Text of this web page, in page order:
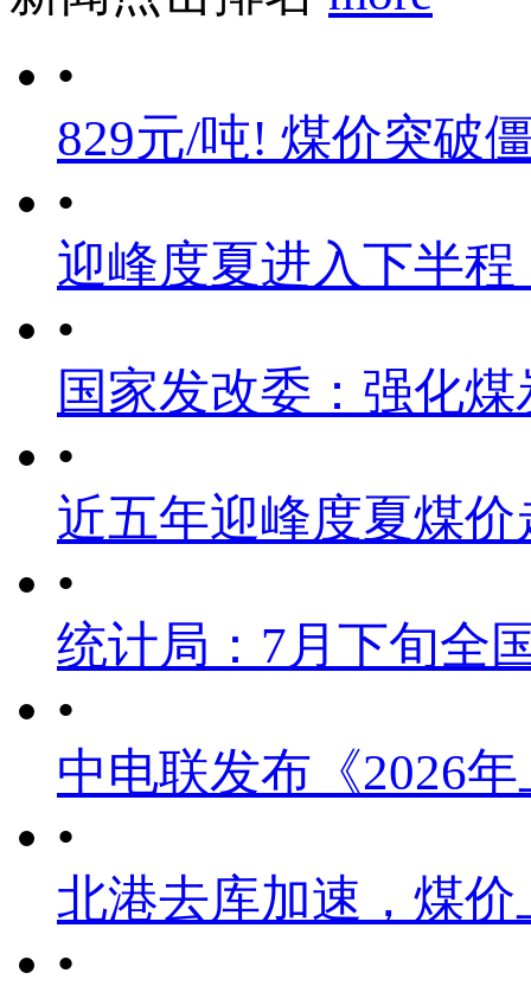
•
829元/吨! 煤价突破
•
迎峰度夏进入下半
•
国家发改委：强化
•
近五年迎峰度夏煤价
•
统计局：7月下旬全
•
中电联发布《2026
•
北港去库加速，煤
•